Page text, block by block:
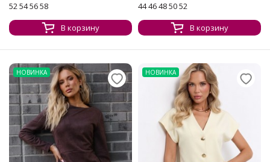
52 54 56 58
В корзину
44 46 48 50 52
В корзину
НОВИНКА НОВИНКА